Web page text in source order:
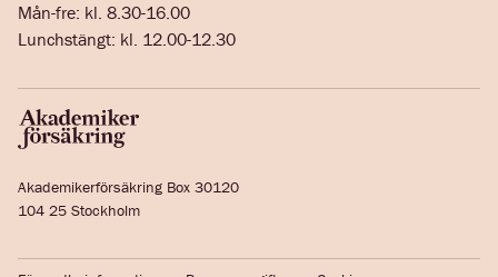
Mån-fre: kl. 8.30-16.00
Lunchstängt: kl. 12.00-12.30
Akademikerförsäkring Box 30120
104 25 Stockholm